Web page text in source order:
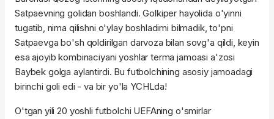
Satpaevning golidan boshlandi. Golkiper hayolida o'yinni
tugatib, nima qilishni o'ylay boshladimi bilmadik, to'pni
Satpaevga bo'sh qoldirilgan darvoza bilan sovg'a qildi, keyin
esa ajoyib kombinaciyani yoshlar terma jamoasi a'zosi
Baybek golga aylantirdi. Bu futbolchining asosiy jamoadagi
birinchi goli edi - va bir yo'la YCHLda!
O'tgan yili 20 yoshli futbolchi UEFAning o'smirlar